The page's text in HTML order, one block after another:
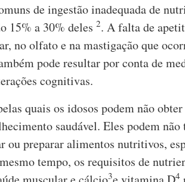
de ingestão inadequada de
15% a 30% deles 2. A falta de
no olfato e na mastigação que
pode resultar por conta de
cognitivas.
quais os idosos podem não
saudável. Eles podem
ou preparar alimentos nutritivos,
tempo, os requisitos de
3 4